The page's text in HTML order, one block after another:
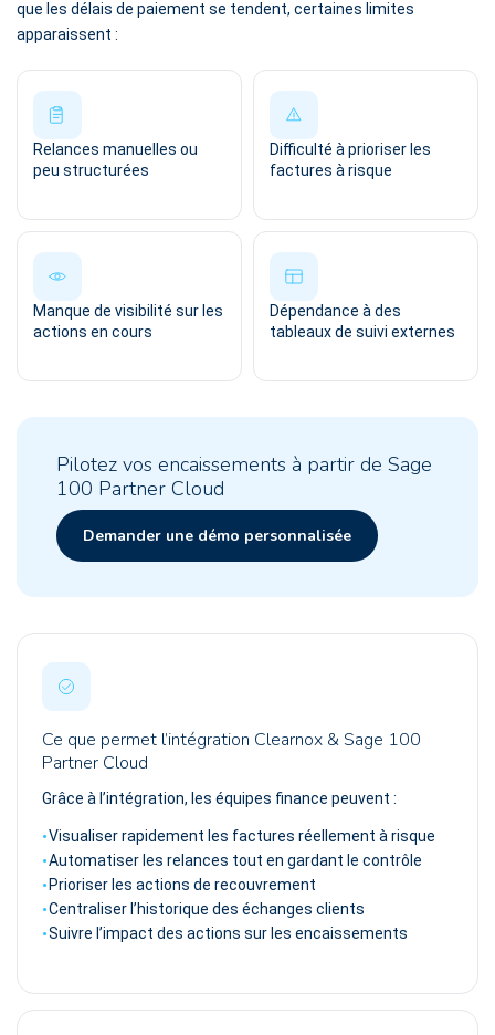
que les délais de paiement se tendent, certaines limites
apparaissent :
Relances manuelles ou
peu structurées
Difficulté à prioriser les
factures à risque
Manque de visibilité sur les
actions en cours
Dépendance à des
tableaux de suivi externes
Pilotez vos encaissements à partir de Sage
100 Partner Cloud
Demander une démo personnalisée
Ce que permet l’intégration Clearnox & Sage 100
Partner Cloud
Grâce à l’intégration, les équipes finance peuvent :
Visualiser rapidement les factures réellement à risque
Automatiser les relances tout en gardant le contrôle
Prioriser les actions de recouvrement
Centraliser l’historique des échanges clients
Suivre l’impact des actions sur les encaissements